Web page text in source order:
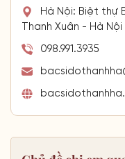
Hà Nội: Biệt thự
Thanh Xuân - Hà Nội
098.991.3935